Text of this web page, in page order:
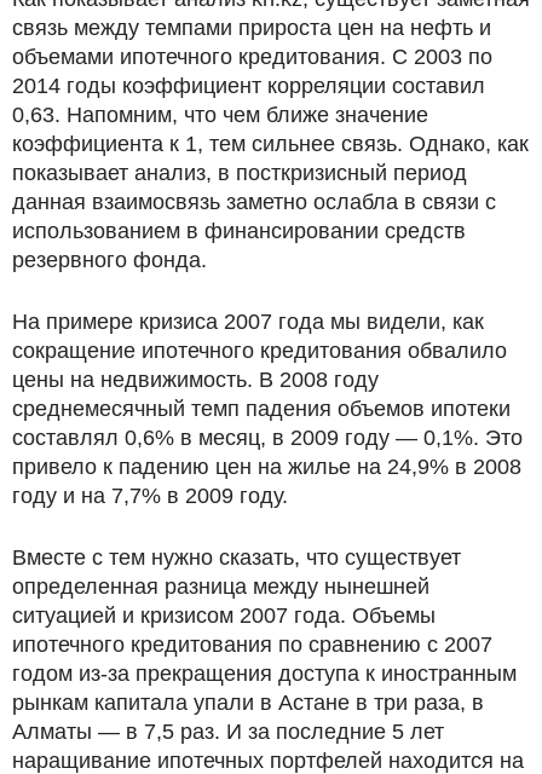
связь между темпами прироста цен на нефть и
объемами ипотечного кредитования. С 2003 по
2014 годы коэффициент корреляции составил
0,63. Напомним, что чем ближе значение
коэффициента к 1, тем сильнее связь. Однако, как
показывает анализ, в посткризисный период
данная взаимосвязь заметно ослабла в связи с
использованием в финансировании средств
резервного фонда.
На примере кризиса 2007 года мы видели, как
сокращение ипотечного кредитования обвалило
цены на недвижимость. В 2008 году
среднемесячный темп падения объемов ипотеки
составлял 0,6% в месяц, в 2009 году — 0,1%. Это
привело к падению цен на жилье на 24,9% в 2008
году и на 7,7% в 2009 году.
Вместе с тем нужно сказать, что существует
определенная разница между нынешней
ситуацией и кризисом 2007 года. Объемы
ипотечного кредитования по сравнению с 2007
годом из-за прекращения доступа к иностранным
рынкам капитала упали в Астане в три раза, в
Алматы — в 7,5 раз. И за последние 5 лет
наращивание ипотечных портфелей находится на